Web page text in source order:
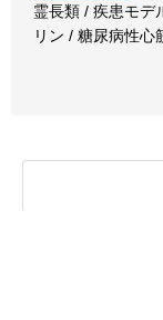
霊長類 / 疾患モデ
リン / 糖尿病性心